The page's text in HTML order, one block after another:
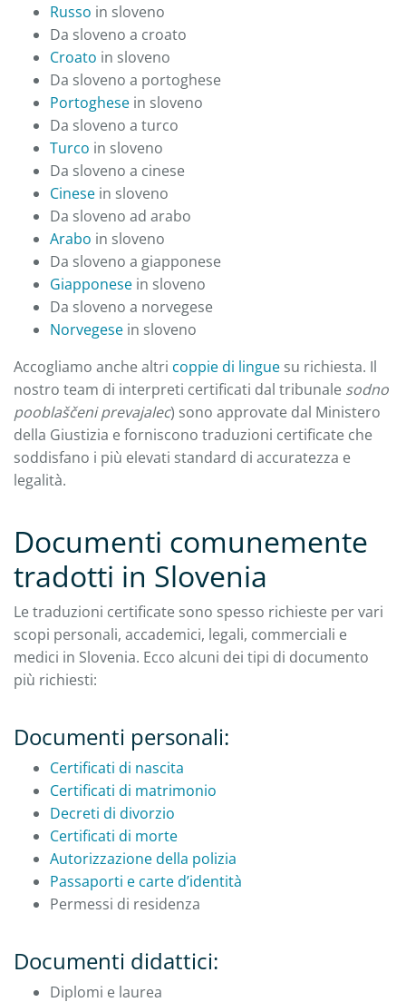
Russo in sloveno
Da sloveno a croato
Croato in sloveno
Da sloveno a portoghese
Portoghese in sloveno
Da sloveno a turco
Turco in sloveno
Da sloveno a cinese
Cinese in sloveno
Da sloveno ad arabo
Arabo in sloveno
Da sloveno a giapponese
Giapponese in sloveno
Da sloveno a norvegese
Norvegese in sloveno
Accogliamo anche altri coppie di lingue su richiesta. Il
nostro team di interpreti certificati dal tribunale sodno
pooblaščeni prevajalec) sono approvate dal Ministero
della Giustizia e forniscono traduzioni certificate che
soddisfano i più elevati standard di accuratezza e
legalità.
Documenti comunemente
tradotti in Slovenia
Le traduzioni certificate sono spesso richieste per vari
scopi personali, accademici, legali, commerciali e
medici in Slovenia. Ecco alcuni dei tipi di documento
più richiesti:
Documenti personali:
Certificati di nascita
Certificati di matrimonio
Decreti di divorzio
Certificati di morte
Autorizzazione della polizia
Passaporti e carte d’identità
Permessi di residenza
Documenti didattici:
Diplomi e laurea